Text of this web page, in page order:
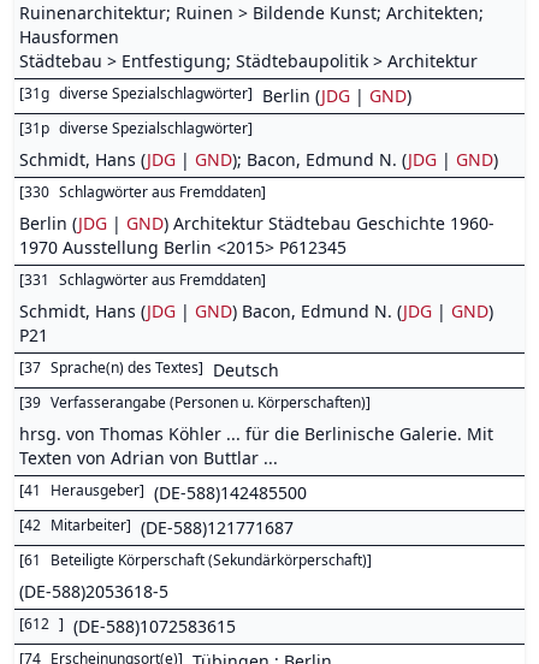
Ruinenarchitektur; Ruinen > Bildende Kunst; Architekten;
Hausformen
Städtebau > Entfestigung; Städtebaupolitik > Architektur
[31g diverse Spezialschlagwörter] Berlin (JDG | GND)
[31p diverse Spezialschlagwörter]
Schmidt, Hans (JDG | GND); Bacon, Edmund N. (JDG | GND)
[330 Schlagwörter aus Fremddaten]
Berlin (JDG | GND) Architektur Städtebau Geschichte 1960-
1970 Ausstellung Berlin <2015> P612345
[331 Schlagwörter aus Fremddaten]
Schmidt, Hans (JDG | GND) Bacon, Edmund N. (JDG | GND)
P21
[37 Sprache(n) des Textes] Deutsch
[39 Verfasserangabe (Personen u. Körperschaften)]
hrsg. von Thomas Köhler ... für die Berlinische Galerie. Mit
Texten von Adrian von Buttlar ...
[41 Herausgeber] (DE-588)142485500
[42 Mitarbeiter] (DE-588)121771687
[61 Beteiligte Körperschaft (Sekundärkörperschaft)]
(DE-588)2053618-5
[612 ] (DE-588)1072583615
[74 Erscheinungsort(e)]